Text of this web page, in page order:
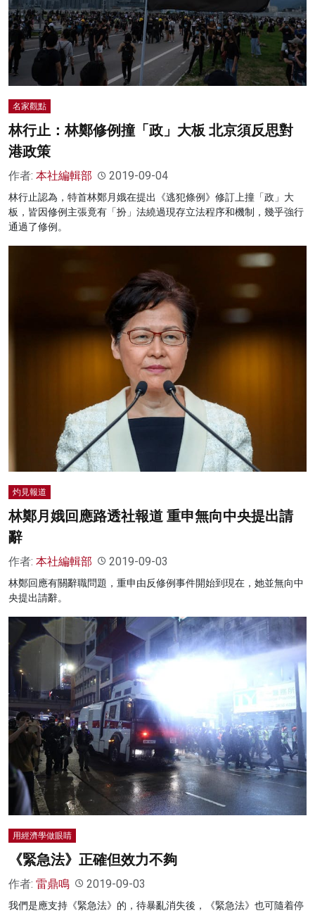
名家觀點
林行止：林鄭修例撞「政」大板 北京須反思對
港政策
作者: 本社編輯部 2019-09-04
林行止認為，特首林鄭月娥在提出《逃犯條例》修訂上撞「政」大
板，皆因修例主張竟有「扮」法繞過現存立法程序和機制，幾乎強行
通過了修例。
灼見報道
林鄭月娥回應路透社報道 重申無向中央提出請
辭
作者: 本社編輯部 2019-09-03
林鄭回應有關辭職問題，重申由反修例事件開始到現在，她並無向中
央提出請辭。
用經濟學做眼睛
《緊急法》正確但效力不夠
作者: 雷鼎鳴 2019-09-03
我們是應支持《緊急法》的，待暴亂消失後，《緊急法》也可隨着停